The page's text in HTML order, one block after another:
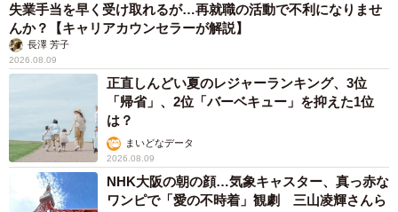
失業手当を早く受け取れるが…再就職の活動で不利になりませ
んか？【キャリアカウンセラーが解説】
長澤 芳子
2026.08.09
正直しんどい夏のレジャーランキング、3位
「帰省」、2位「バーベキュー」を抑えた1位
は？
まいどなデータ
2026.08.09
NHK大阪の朝の顔…気象キャスター、真っ赤な
ワンピで「愛の不時着」観劇 三山凌輝さんら